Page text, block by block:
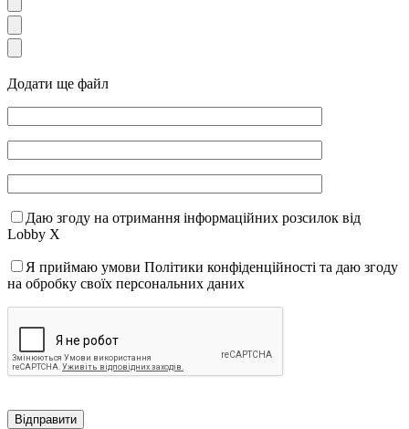
Додати ще файл
Даю згоду на отримання інформаційних розсилок від
Lobby X
Я приймаю умови Політики конфіденційності та даю згоду
на обробку своїх персональних даних